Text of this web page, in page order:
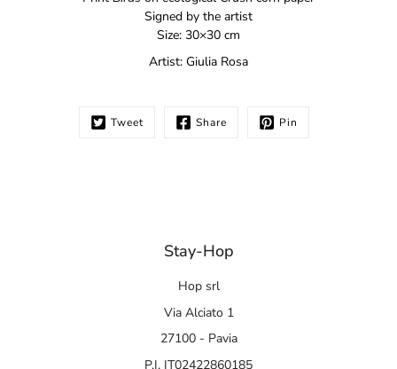
Signed by the artist
Size: 30×30 cm
Artist: Giulia Rosa
Tweet Share Pin
Stay-Hop
Hop srl
Via Alciato 1
27100 - Pavia
P.I. IT02422860185